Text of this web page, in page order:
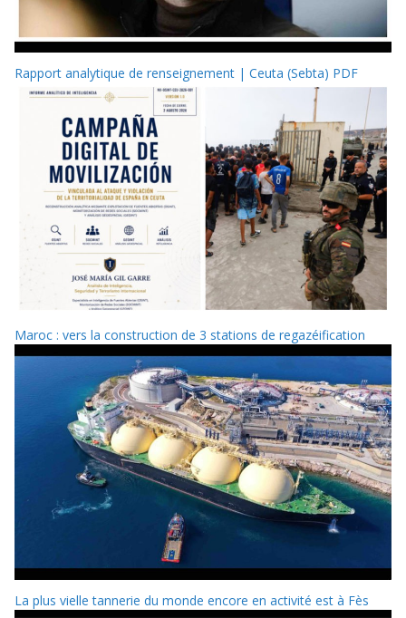
Rapport analytique de renseignement | Ceuta (Sebta) PDF
Maroc : vers la construction de 3 stations de regazéification
La plus vielle tannerie du monde encore en activité est à Fès